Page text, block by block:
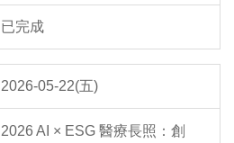
已完成
2026-05-22(五)
2026 AI × ESG 醫療長照：創